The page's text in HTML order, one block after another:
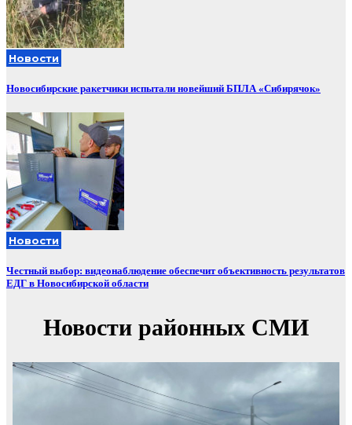
Новости
Новосибирские ракетчики испытали новейший БПЛА «Сибирячок»
Новости
Честный выбор: видеонаблюдение обеспечит объективность результатов
ЕДГ в Новосибирской области